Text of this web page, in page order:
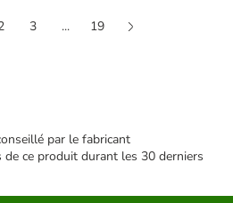
3 ...
19
par le fabricant
ce produit durant les 30 derniers